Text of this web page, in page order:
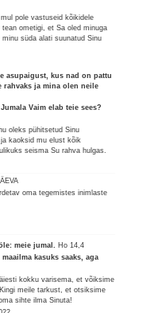
pole vastuseid kõikidele
ometigi, et Sa oled minuga
süda alati suunatud Sinu
asupaigust, kus nad on pattu
rahvaks ja mina olen neile
Vaim elab teie sees?
oleks pühitsetud Sinu
kaoksid mu elust kõik
seisma Su rahva hulgas.
oma tegemistes inimlaste
meie jumal. Ho 14,4
kasuks saaks, aga
kokku varisema, et võiksime
meile tarkust, et otsiksime
sihte ilma Sinuta!